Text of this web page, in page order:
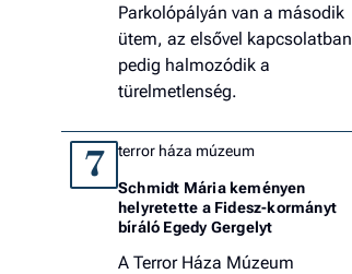
Parkolópályán van a második
ütem, az elsővel kapcsolatban
pedig halmozódik a
türelmetlenség.
7 terror háza múzeum
Schmidt Mária keményen
helyretette a Fidesz-kormányt
bíráló Egedy Gergelyt
A Terror Háza Múzeum